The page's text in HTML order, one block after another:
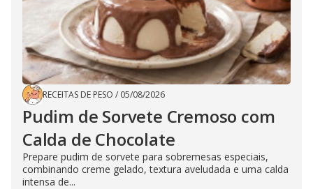
RECEITAS DE PESO / 05/08/2026
Pudim de Sorvete Cremoso com
Calda de Chocolate
Prepare pudim de sorvete para sobremesas especiais,
combinando creme gelado, textura aveludada e uma calda
intensa de...